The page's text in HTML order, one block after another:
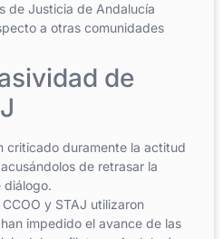
de Justicia de Andalucía
a otras comunidades
de
criticado duramente la actitud
de retrasar la
diálogo.
y STAJ utilizaron
impedido el avance de las